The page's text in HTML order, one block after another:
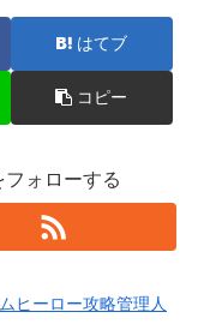
はてブ
コピー
ォローする
ヒーロー攻略管理人